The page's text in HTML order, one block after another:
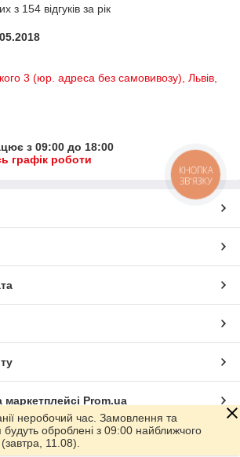
з 154 відгуків за рік
3 (юр. адреса без самовивозу), Львів,
з 09:00 до 18:00
графік роботи
Prom.ua
неробочий час. Замовлення та
будуть оброблені з 09:00 найближчого
11.08).
КНОПКА
ЗВ'ЯЗКУ